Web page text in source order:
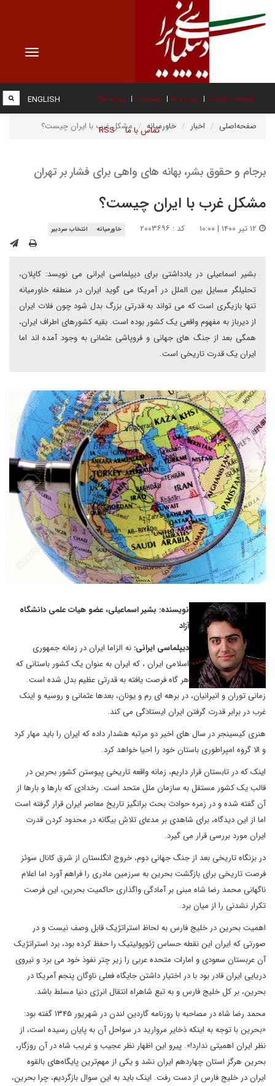
Toggle
صفحه نخست درباره ما عضویت پیوند ها
تماس با ما RSS
ENGLISH
صفحه‌اصلی اخبار خاورمیانه مشکل غرب با ایران چیست؟
برجام و حقوق بشر، بهانه های واهی برای فشار بر تهران
مشکل غرب با ایران چیست؟
کد : ۲۰۰۳۶۹۶ خاورمیانه انتخاب سردبیر
بشیر اسماعیلی در یادداشتی برای دیپلماسی ایرانی می نویسد: کاپلان،
تحلیلگر مسایل بین الملل در آمریکا می گوید ایران در منطقه خاورمیانه
تنها بازیگری است که می تواند به قدرتی بزرگ بدل شود چون فلات ایران
از دیرباز به مفهوم واقعی یک کشور بوده است. بقیه کشورهای اطراف ایران،
همگی بعد از جنگ های جهانی و فروپاشی عثمانی به وجود آمده اند اما
ایران یک قدرت تاریخی است.
نویسنده: بشیر اسماعیلی، عضو هیات علمی دانشگاه
آزاد
دیپلماسی ایرانی: نه الزاما ایران در زمانه جمهوری
اسلامی ایران ، که ایران به عنوان یک کشور باستانی که
هر گاه فرصت یافته به قدرتی عظیم بدل شده است.
زمانی توران و انیرانیان، در برهه ای رم و یونان، بعدها عثمانی و روسیه و اینک
غرب در برابر قدرت گرفتن ایران ایستادگی می کند.
هنری کیسینجر در سال های اخیر دو مرتبه هشدار داده که ایران را باید مهار کرد
و الا گروه امپراطوری باستان خود را احیا خواهد کرد.
اینک که در تابستان قرار داریم، زمانه واقعه تاریخی پیوستن کشور بحرین در
قالب یک کشور مستقل به سازمان ملل متحد است. رخدادی که بارها و بارها از
آن گفته شده و در زمره حوادث بحث برانگیز تاریخ معاصر ایران قرار گرفته است
اما از این دیدگاه، برای شاهدی بر مدعای تلاش بیگانه در محدود کردن قدرت
ایران مورد بررسی قرار می گیرد.
در بزنگاه تاریخی بعد از جنگ جهانی دوم، خروج انگلستان از شرق کانال سوئز
فرصت تاریخی برای بازگشت بحرین به سرزمین مادری را فراهم آورد اما اعلام
ناگهانی محمد رضا شاه مبنی بر آمادگی واگذاری حاکمیت بحرین، این فرصت
تکرار نشدنی را از میان برد.
اهمیت بحرین در خلیج فارس به لحاظ استراتژیک قابل وصف نیست و در
صورتی که ایران این نقطه حساس ژئوپولیتیک را حفظ کرده بود، برد استراتژیک
آن عربستان سعودی و امارات متحده عربی را زیر چتر نفوذ خود می برد و نیروی
دریایی ایران قادر بود با در اختیار داشتن جایگاه فعلی ناوگان پنجم آمریکا در
بحرین، بر کل خلیج فارس و به تبع شاهراه انتقال انرژی دنیا مسلط باشد.
محمد رضا شاه در مصاحبه با روزنامه گاردین لندن در شهریور ۱۳۴۵ گفته‌ بود:
«بحرین با توجه به اینکه ذخایر مروارید در سواحل آن به پایان رسیده ‌است، از
نظر ایران اهمیتی ندارد!». پیرو این اظهار نظر عجیب و غریب شاه در آن روزگار،
بحرین هرگز استان چهاردهم ایران نشد و یکی از مهم‌ترین پایگاه‌های بالقوه
ایران در خلیج فارس از دست رفت. اینک باید به این سوال بازگردیم، چرا بحرین،